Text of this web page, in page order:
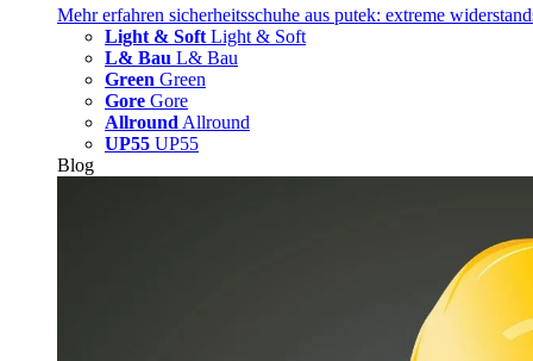
Mehr erfahren sicherheitsschuhe aus putek: extreme
Light & Soft Light & Soft
L& Bau L& Bau
Green Green
Gore Gore
Allround Allround
UP55 UP55
Blog